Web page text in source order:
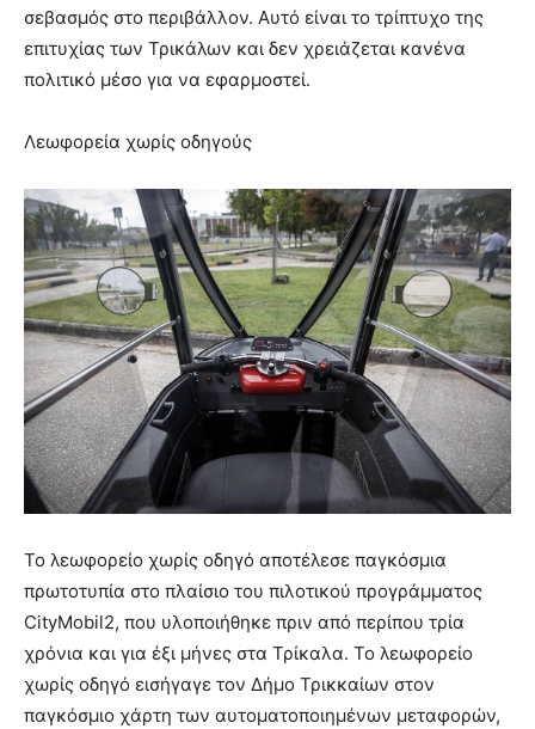
σεβασμός στο περιβάλλον. Αυτό είναι το τρίπτυχο της
επιτυχίας των Τρικάλων και δεν χρειάζεται κανένα
πολιτικό μέσο για να εφαρμοστεί.
Λεωφορεία χωρίς οδηγούς
Το λεωφορείο χωρίς οδηγό αποτέλεσε παγκόσμια
πρωτοτυπία στο πλαίσιο του πιλοτικού προγράμματος
CityMobil2, που υλοποιήθηκε πριν από περίπου τρία
χρόνια και για έξι μήνες στα Τρίκαλα. Το λεωφορείο
χωρίς οδηγό εισήγαγε τον Δήμο Τρικκαίων στον
παγκόσμιο χάρτη των αυτοματοποιημένων μεταφορών,